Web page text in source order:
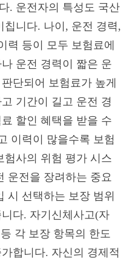
. 운전자의 특성도 국산
니다. 나이, 운전 경력,
력 등이 모두 보험료에
운전 경력이 짧은 운
단되어 보험료가 높게
기간이 길고 운전 경
할인 혜택을 받을 수
이력이 많을수록 보험
험사의 위험 평가 시스
운전을 장려하는 중요
시 선택하는 보장 범위
다. 자기신체사고(자
각 보장 항목의 한도
합니다. 자신의 경제적